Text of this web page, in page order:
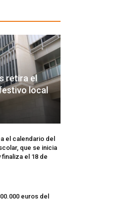
retira el
local
el calendario del
que se inicia
el 18 de
euros del